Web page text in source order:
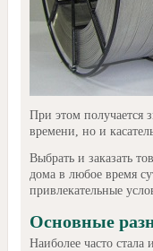
При этом получается
времени, но и
Выбрать и заказать
дома в любое время
привлекательные
Основные
Наиболее часто стала